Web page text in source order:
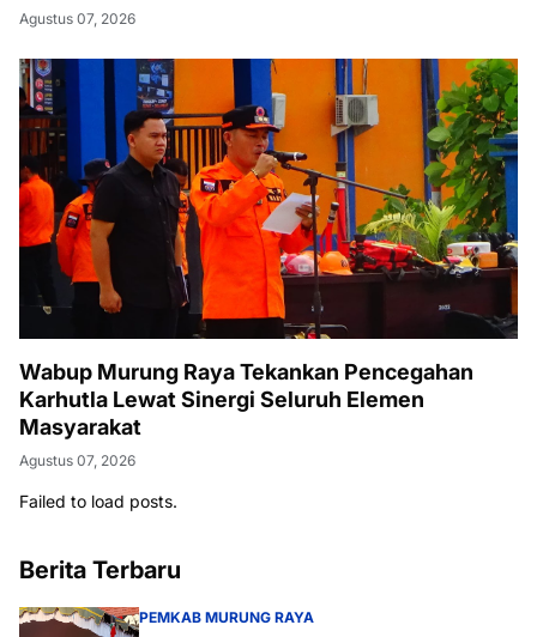
Agustus 07, 2026
Wabup Murung Raya Tekankan Pencegahan
Karhutla Lewat Sinergi Seluruh Elemen
Masyarakat
Agustus 07, 2026
Failed to load posts.
Berita Terbaru
PEMKAB MURUNG RAYA